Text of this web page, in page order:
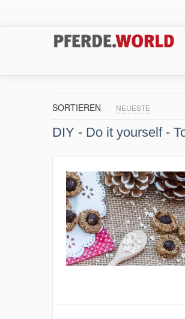
SORTIEREN NEUESTE
DIY - Do it yourself -